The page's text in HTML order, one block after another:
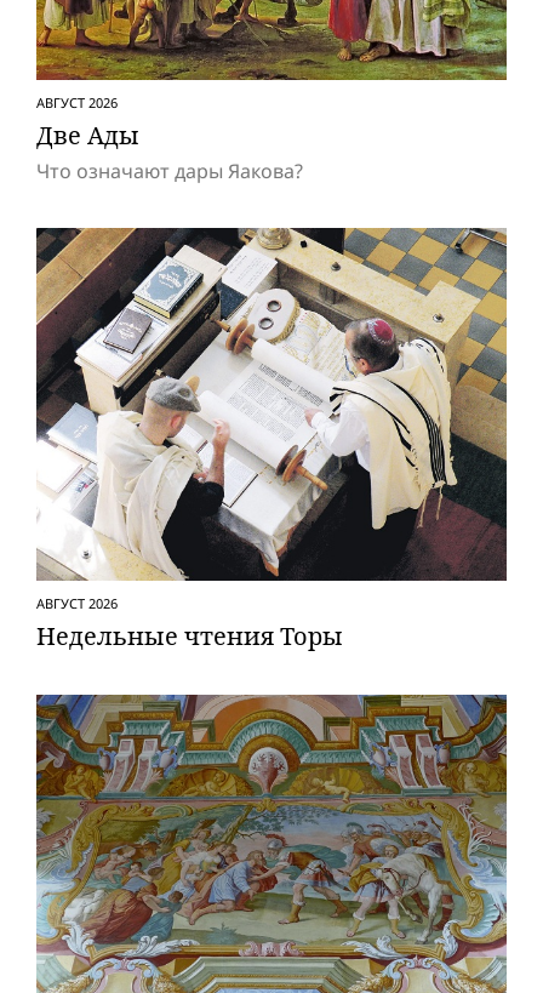
АВГУСТ 2026
Две Ады
Что означают дары Яакова?
АВГУСТ 2026
Недельные чтения Торы